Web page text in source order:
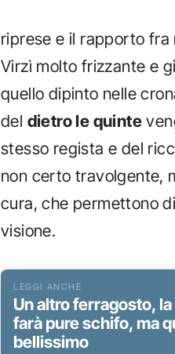
riprese e il rapporto
Virzì molto frizzante e
quello dipinto nelle
del dietro le quinte
stesso regista e del
non certo travolgente,
cura, che permettono
visione.
Un altro ferragosto,
farà pure schifo, ma
bellissimo